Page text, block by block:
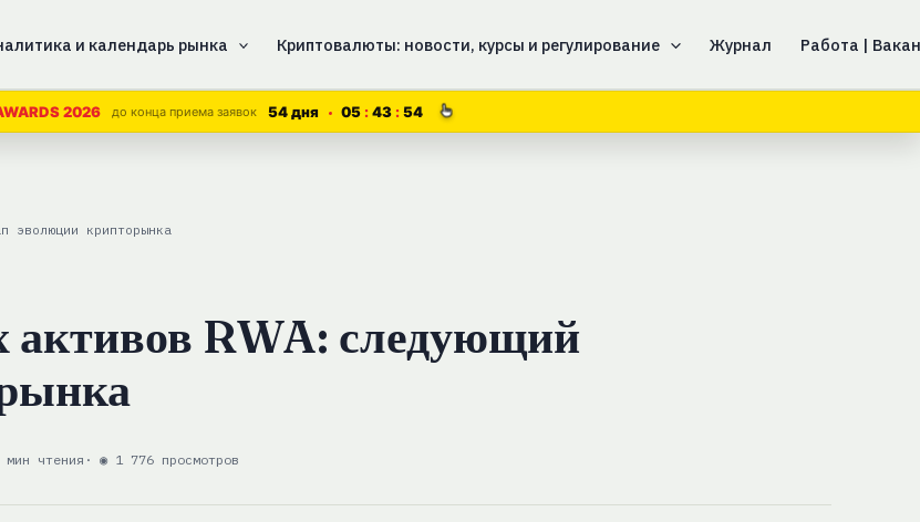
и календарь рынка Криптовалюты: новости, курсы и регулирование Журнал Работа |
2026 до конца приема заявок 54 дня 05 43 52
эволюции крипторынка
активов RWA: следующий
мин чтения · ◉ 1 776 просмотров